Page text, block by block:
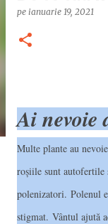
pe ianuarie 19, 2021
Ai nevoie
Multe plante au
roșiile sunt autofertile
polenizatori. Polenul
stigmat. Vântul ajută